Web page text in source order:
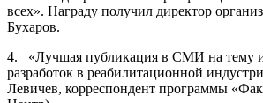
всех». Награду получил директор
Бухаров.
4. «Лучшая публикация в СМИ на тему
разработок в реабилитационной
Левичев, корреспондент программы